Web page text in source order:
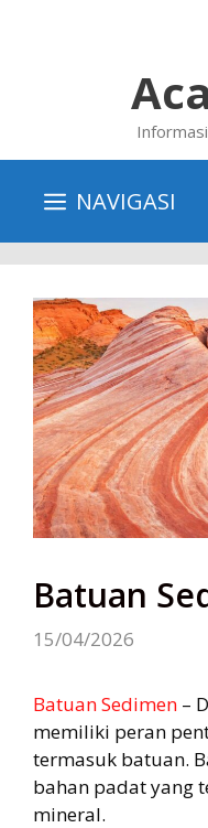
NAVIGASI
Batuan
15/04/2026
Batuan Sedimen –
memiliki peran
termasuk batuan.
bahan padat yang
mineral.